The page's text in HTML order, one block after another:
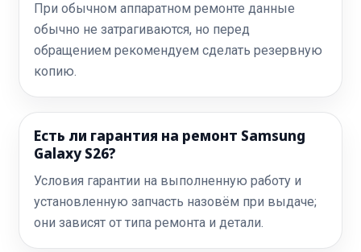
При обычном аппаратном ремонте данные
обычно не затрагиваются, но перед
обращением рекомендуем сделать резервную
копию.
Есть ли гарантия на ремонт Samsung
Galaxy S26?
Условия гарантии на выполненную работу и
установленную запчасть назовём при выдаче;
они зависят от типа ремонта и детали.